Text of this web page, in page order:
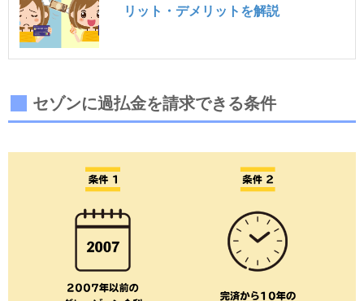
リット・デメリットを解説
セゾンに過払金を請求できる条件